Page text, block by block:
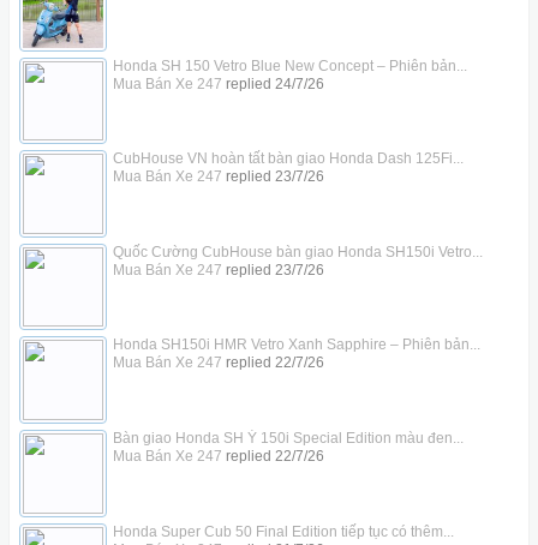
Honda SH 150 Vetro Blue New Concept – Phiên bản...
Mua Bán Xe 247 replied 24/7/26
CubHouse VN hoàn tất bàn giao Honda Dash 125Fi...
Mua Bán Xe 247 replied 23/7/26
Quốc Cường CubHouse bàn giao Honda SH150i Vetro...
Mua Bán Xe 247 replied 23/7/26
Honda SH150i HMR Vetro Xanh Sapphire – Phiên bản...
Mua Bán Xe 247 replied 22/7/26
Bàn giao Honda SH Ý 150i Special Edition màu đen...
Mua Bán Xe 247 replied 22/7/26
Honda Super Cub 50 Final Edition tiếp tục có thêm...